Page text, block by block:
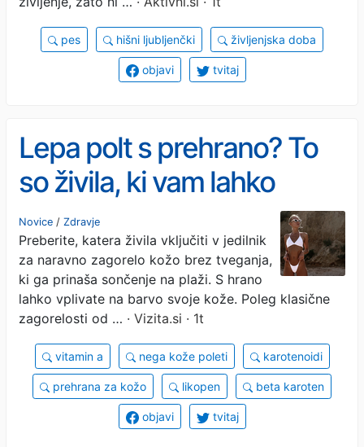
pes hišni ljubljenčki življenjska doba
objavi tvitaj
Lepa polt s prehrano? To
so živila, ki vam lahko
pomagajo do zagorele
polti
Novice / Zdravje
Preberite, katera živila vključiti v jedilnik
za naravno zagorelo kožo brez tveganja,
ki ga prinaša sončenje na plaži. S hrano
lahko vplivate na barvo svoje kože. Poleg klasične
zagorelosti od … · Vizita.si · 1t
vitamin a nega kože poleti karotenoidi
prehrana za kožo likopen beta karoten
objavi tvitaj